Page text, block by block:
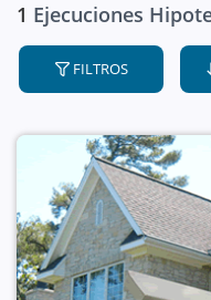
1 Ejecuciones
FILTROS